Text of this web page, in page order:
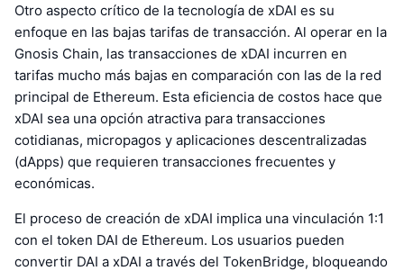
Otro aspecto crítico de la tecnología de xDAI es su
enfoque en las bajas tarifas de transacción. Al operar en la
Gnosis Chain, las transacciones de xDAI incurren en
tarifas mucho más bajas en comparación con las de la red
principal de Ethereum. Esta eficiencia de costos hace que
xDAI sea una opción atractiva para transacciones
cotidianas, micropagos y aplicaciones descentralizadas
(dApps) que requieren transacciones frecuentes y
económicas.
El proceso de creación de xDAI implica una vinculación 1:1
con el token DAI de Ethereum. Los usuarios pueden
convertir DAI a xDAI a través del TokenBridge, bloqueando